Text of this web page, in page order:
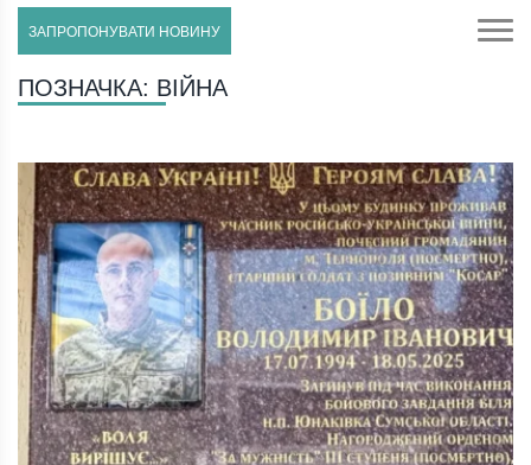
ЗАПРОПОНУВАТИ НОВИНУ
ПОЗНАЧКА: ВІЙНА